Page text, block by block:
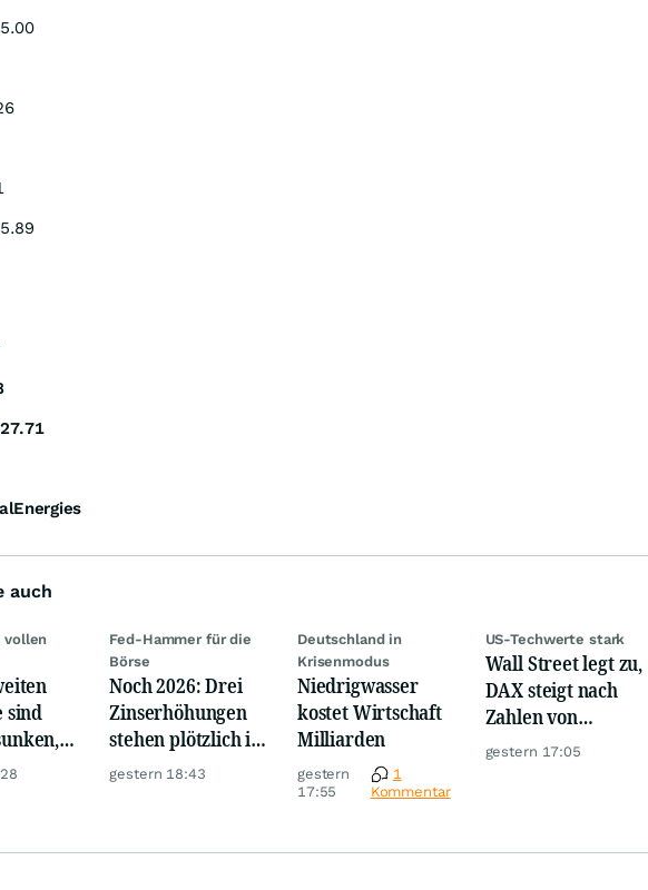
auch
vollen
sind
Fed-Hammer für die
Börse
Noch 2026: Drei
Zinserhöhungen
stehen plötzlich im
Raum
gestern 18:43
Deutschland in
Krisenmodus
Niedrigwasser
kostet Wirtschaft
Milliarden
gestern
17:55
1
Kommentar
US-Techwerte stark
Wall Street legt zu,
DAX steigt nach
Zahlen von
Telekom, Henkel
gestern 17:05